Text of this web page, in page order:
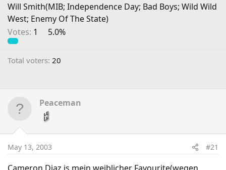
Will Smith(MIB; Independence Day; Bad Boys; Wild Wild
West; Enemy Of The State)
Votes: 1 5.0%
Total voters 20
Peaceman
May 13, 2003 #21